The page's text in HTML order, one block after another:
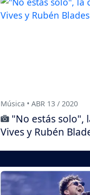
Música • ABR 13 / 2020
"No estás solo",
Vives y Rubén